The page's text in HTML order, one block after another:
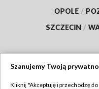
OPOLE /
SZCZECIN /
Szanujemy Twoją
Kliknij "Akceptuję i przechodzę